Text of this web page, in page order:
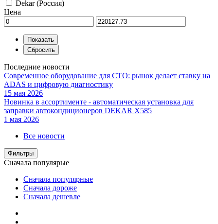
Dekar (Россия)
Цена
Последние новости
Современное оборудование для СТО: рынок делает ставку на
ADAS и цифровую диагностику
15 мая 2026
Новинка в ассортименте - автоматическая установка для
заправки автокондиционеров DEKAR X585
1 мая 2026
Все новости
Фильтры
Сначала популярые
Сначала популярные
Сначала дороже
Сначала дешевле